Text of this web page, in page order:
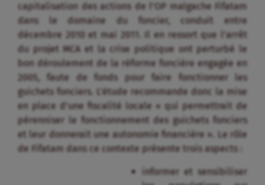
capitalisation des actions de l’OP malgache Fifatam
dans le domaine du foncier, conduit entre
décembre 2010 et mai 2011. Il en ressort que l’arrêt
du projet MCA et la crise politique ont perturbé le
bon déroulement de la réforme foncière engagée en
2005, faute de fonds pour faire fonctionner les
guichets fonciers. L’étude recommande donc la mise
en place d’une fiscalité locale « qui permettrait de
pérenniser le fonctionnement des guichets fonciers
et leur donnerait une autonomie financière ». Le rôle
de Fifatam dans ce contexte présente trois aspects :
informer et sensibiliser